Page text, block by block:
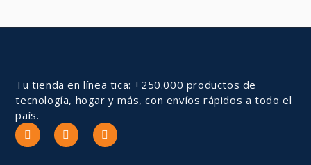
Tu tienda en línea tica: +250.000 productos de
tecnología, hogar y más, con envíos rápidos a todo el
país.